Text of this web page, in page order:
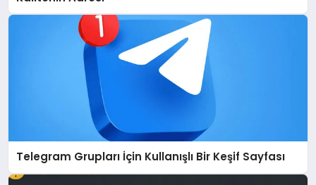
Telegram Grupları İçin Kullanışlı Bir Keşif Sayfası